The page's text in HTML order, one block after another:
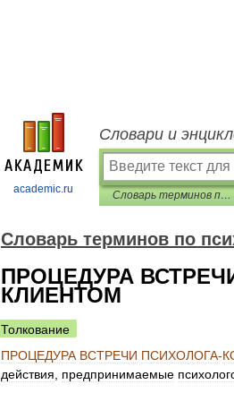
academic.ru
Словари и
Словарь терминов по психологическому консультированию
Словарь терминов по
ПРОЦЕДУРА
КЛИЕНТОМ
Толкование
ПРОЦЕДУРА ВСТРЕЧИ ПСИХОЛОГА-
действия
предпринимаемые